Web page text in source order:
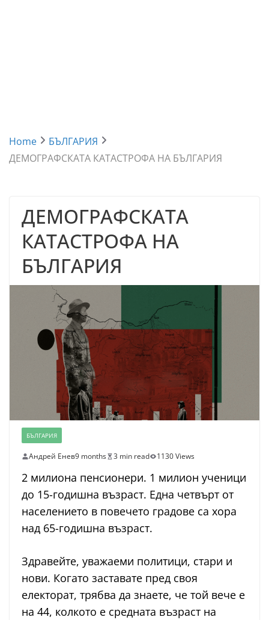
Home
БЪЛГАРИЯ
ДЕМОГРАФСКАТА КАТАСТРОФА НА БЪЛГАРИЯ
ДЕМОГРАФСКАТА
КАТАСТРОФА НА
БЪЛГАРИЯ
БЪЛГАРИЯ
Андрей Енев9 months 3 min read 1130 Views
2 милиона пенсионери. 1 милион ученици
до 15-годишна възраст. Една четвърт от
населението в повечето градове са хора
над 65-годишна възраст.
Здравейте, уважаеми политици, стари и
нови. Когато заставате пред своя
електорат, трябва да знаете, че той вече е
на 44, колкото е средната възраст на